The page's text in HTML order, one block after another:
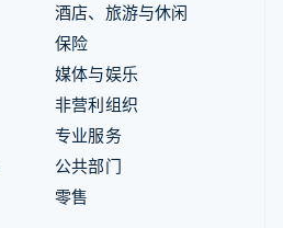
酒店、旅游与休闲
保险
媒体与娱乐
非营利组织
专业服务
公共部门
零售